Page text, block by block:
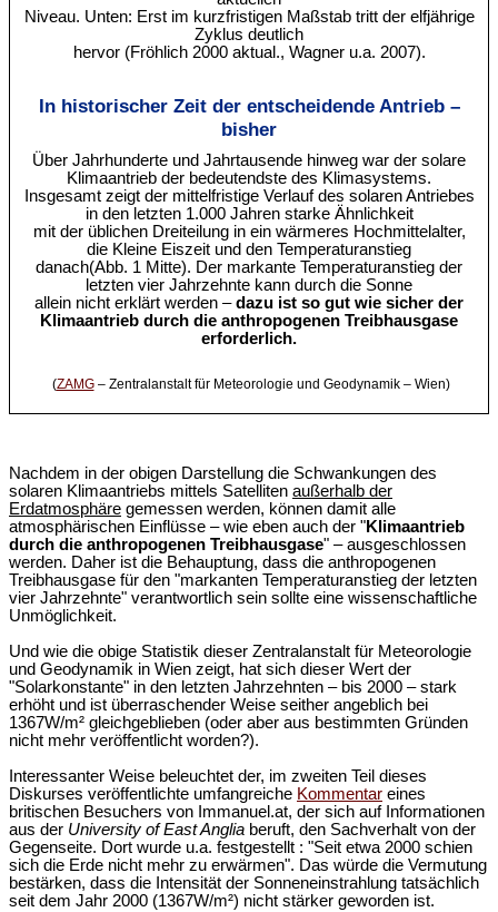
Niveau. Unten: Erst im kurzfristigen Maßstab tritt der elfjährige
Zyklus deutlich
hervor (Fröhlich 2000 aktual., Wagner u.a. 2007).
In historischer Zeit der entscheidende Antrieb –
bisher
Über Jahrhunderte und Jahrtausende hinweg war der solare
Klimaantrieb der bedeutendste des Klimasystems.
Insgesamt zeigt der mittelfristige Verlauf des solaren Antriebes
in den letzten 1.000 Jahren starke Ähnlichkeit
mit der üblichen Dreiteilung in ein wärmeres Hochmittelalter,
die Kleine Eiszeit und den Temperaturanstieg
danach(Abb. 1 Mitte). Der markante Temperaturanstieg der
letzten vier Jahrzehnte kann durch die Sonne
allein nicht erklärt werden –dazu ist so gut wie sicher der
Klimaantrieb durch die anthropogenen Treibhausgase
erforderlich.
(ZAMG– Zentralanstalt für Meteorologie und Geodynamik – Wien)
Nachdem in der obigen Darstellung die Schwankungen des
solaren Klimaantriebs mittels Satelliten außerhalb der
Erdatmosphäre gemessen werden, können damit alle
atmosphärischen Einflüsse – wie eben auch der "Klimaantrieb
durch die anthropogenen Treibhausgase" – ausgeschlossen
werden. Daher ist die Behauptung, dass die anthropogenen
Treibhausgase für den "markanten Temperaturanstieg der letzten
vier Jahrzehnte" verantwortlich sein sollte eine wissenschaftliche
Unmöglichkeit.
Und wie die obige Statistik dieser Zentralanstalt für Meteorologie
und Geodynamik in Wien zeigt, hat sich dieser Wert der
"Solarkonstante" in den letzten Jahrzehnten – bis 2000 – stark
erhöht und ist überraschender Weise seither angeblich bei
1367W/m² gleichgeblieben (oder aber aus bestimmten Gründen
nicht mehr veröffentlicht worden?).
Interessanter Weise beleuchtet der, im zweiten Teil dieses
Diskurses veröffentlichte umfangreiche Kommentar eines
britischen Besuchers von Immanuel.at, der sich auf Informationen
aus der University of East Anglia beruft, den Sachverhalt von der
Gegenseite. Dort wurde u.a. festgestellt : "Seit etwa 2000 schien
sich die Erde nicht mehr zu erwärmen". Das würde die Vermutung
bestärken, dass die Intensität der Sonneneinstrahlung tatsächlich
seit dem Jahr 2000 (1367W/m²) nicht stärker geworden ist.